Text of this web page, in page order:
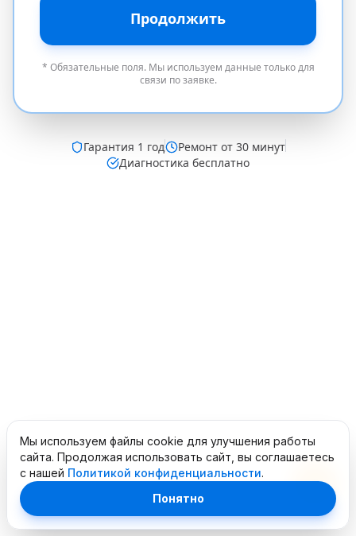
Продолжить
* Обязательные поля. Мы используем данные только для
связи по заявке.
Гарантия 1 год
Ремонт от 30 минут
Диагностика бесплатно
Мы используем файлы cookie для улучшения работы
сайта. Продолжая использовать сайт, вы соглашаетесь
с нашей Политикой конфиденциальности.
Понятно